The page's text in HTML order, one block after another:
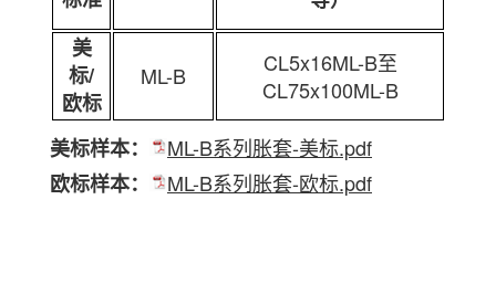
美
标/
欧标
ML-B
CL5x16ML-B至
CL75x100ML-B
美标样本：
ML-B系列胀套-美标.pdf
欧标样本：
ML-B系列胀套-欧标.pdf